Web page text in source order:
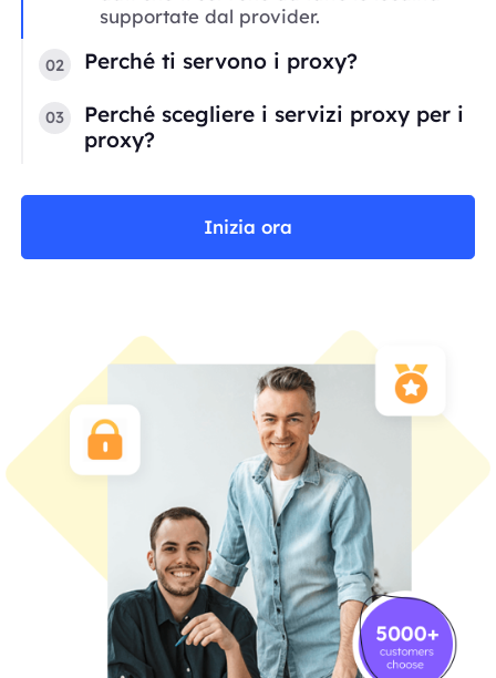
supportate dal provider.
02 Perché ti servono i proxy?
03
Perché scegliere i servizi proxy per i
proxy?
Inizia ora